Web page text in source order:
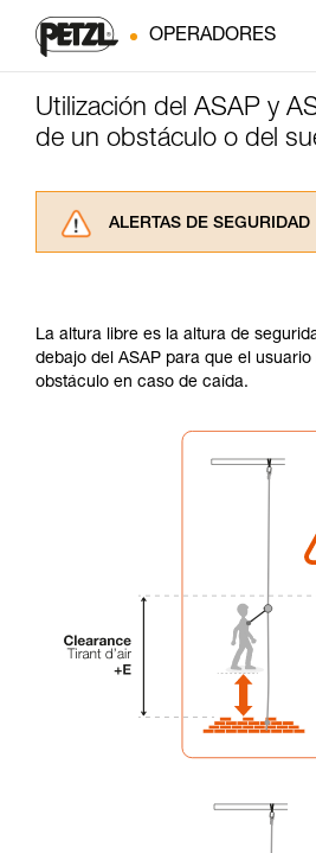
OPERADORES
Utilización del ASAP y
de un obstáculo o del
ALERTAS DE SEGURIDAD
información de la ficha
comprender este
Dominar estas técnicas
través de un profesional
ejecutar estas técnicas,
seguridad, antes de
Damos ejemplos de
su actividad. Pueden existir
La altura libre es la altura de
debajo del ASAP para que el
obstáculo en caso de caída.